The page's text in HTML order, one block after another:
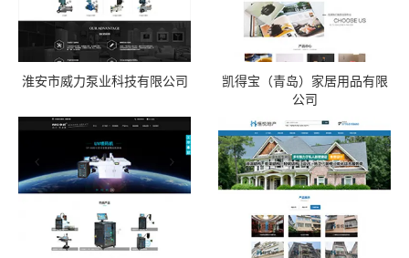
淮安市威力泵业科技有限公司
凯得宝（青岛）家居用品有限
公司